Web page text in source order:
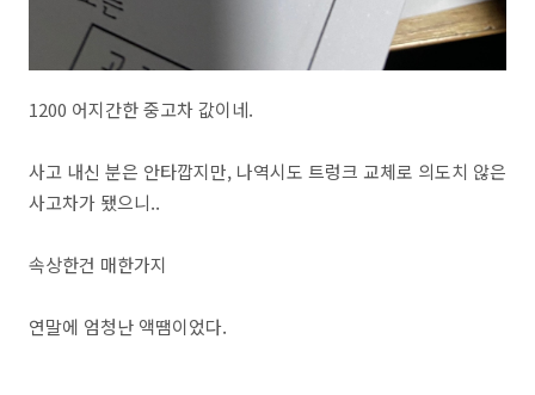
1200 어지간한 중고차 값이네.
사고 내신 분은 안타깝지만, 나역시도 트렁크 교체로 의도치 않은
사고차가 됐으니..
속상한건 매한가지
연말에 엄청난 액땜이었다.